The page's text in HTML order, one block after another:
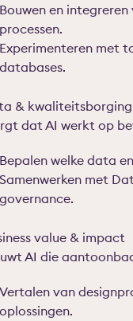
Bouwen en
processen.
Experimenteren met
databases.
& kwaliteitsborging
dat AI werkt op
Bepalen welke data
Samenwerken met
governance.
value & impact
AI die
Vertalen van
oplossingen.